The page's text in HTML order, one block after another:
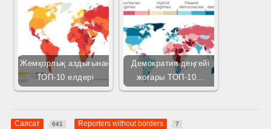
Жемқорлық аздығынан
ТОП-10 елдері
Демократия деңгейі
жоғары ТОП-10…
Саясат 641 Reporters without borders 7